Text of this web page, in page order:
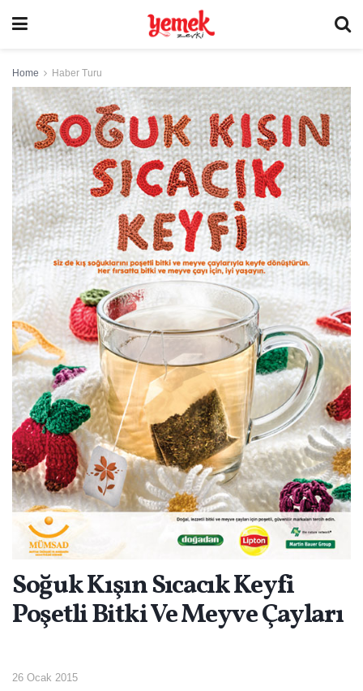
Home Haber Turu
Soğuk Kışın Sıcacık Keyfi
Poşetli Bitki Ve Meyve Çayları
26 Ocak 2015